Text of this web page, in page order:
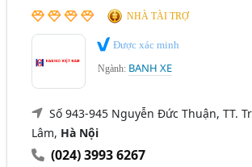
NHÀ TÀI TRỢ
Được xác minh
Ngành: BANH XE
Số 943-945 Nguyễn Đức Thuận, TT.
Lâm, Hà Nội
(024) 3993 6267